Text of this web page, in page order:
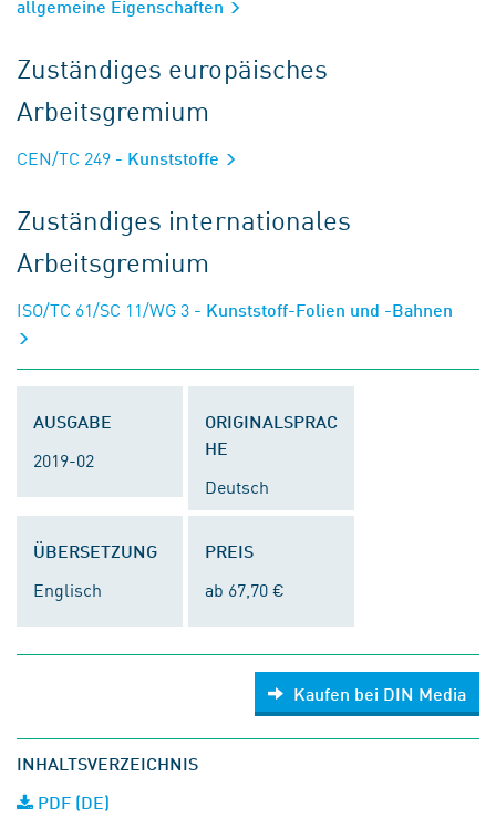
allgemeine Eigenschaften
Zuständiges europäisches
Arbeitsgremium
CEN/TC 249 - Kunststoffe
Zuständiges internationales
Arbeitsgremium
ISO/TC 61/SC 11/WG 3 - Kunststoff-Folien und -Bahnen
AUSGABE
2019-02
ORIGINALSPRAC
HE
Deutsch
ÜBERSETZUNG
Englisch
PREIS
ab 67,70 €
Kaufen bei DIN Media
INHALTSVERZEICHNIS
PDF (DE)